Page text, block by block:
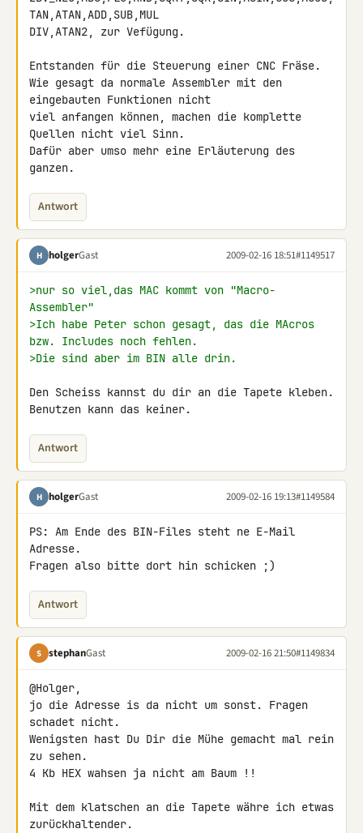
TAN,ATAN,ADD,SUB,MUL
DIV,ATAN2, zur Vefügung.
Entstanden für die Steuerung einer CNC Fräse.
Wie gesagt da normale Assembler mit den
eingebauten Funktionen nicht
viel anfangen können, machen die komplette
Quellen nicht viel Sinn.
Dafür aber umso mehr eine Erläuterung des
ganzen.
Antwort
H holgerGast 2009-02-16 18:51#1149517
>nur so viel,das MAC kommt von "Macro-
Assembler"
>Ich habe Peter schon gesagt, das die MAcros
bzw. Includes noch fehlen.
>Die sind aber im BIN alle drin.
Den Scheiss kannst du dir an die Tapete kleben.
Benutzen kann das keiner.
Antwort
H holgerGast 2009-02-16 19:13#1149584
PS: Am Ende des BIN-Files steht ne E-Mail
Adresse.
Fragen also bitte dort hin schicken ;)
Antwort
S stephanGast 2009-02-16 21:50#1149834
@Holger,
jo die Adresse is da nicht um sonst. Fragen
schadet nicht.
Wenigsten hast Du Dir die Mühe gemacht mal rein
zu sehen.
4 Kb HEX wahsen ja nicht am Baum !!
Mit dem klatschen an die Tapete währe ich etwas
zurückhaltender.